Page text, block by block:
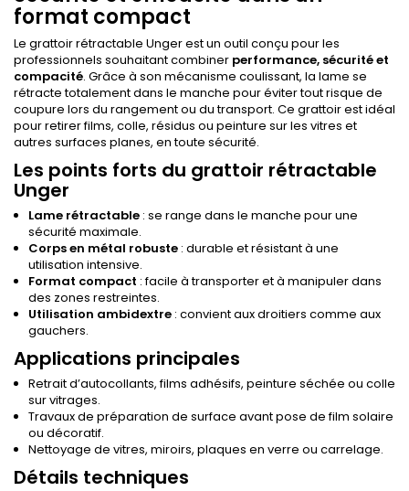
format compact
Le grattoir rétractable Unger est un outil conçu pour les
professionnels souhaitant combiner performance, sécurité et
compacité. Grâce à son mécanisme coulissant, la lame se
rétracte totalement dans le manche pour éviter tout risque de
coupure lors du rangement ou du transport. Ce grattoir est idéal
pour retirer films, colle, résidus ou peinture sur les vitres et
autres surfaces planes, en toute sécurité.
Les points forts du grattoir rétractable
Unger
Lame rétractable : se range dans le manche pour une
sécurité maximale.
Corps en métal robuste : durable et résistant à une
utilisation intensive.
Format compact : facile à transporter et à manipuler dans
des zones restreintes.
Utilisation ambidextre : convient aux droitiers comme aux
gauchers.
Applications principales
Retrait d’autocollants, films adhésifs, peinture séchée ou colle
sur vitrages.
Travaux de préparation de surface avant pose de film solaire
ou décoratif.
Nettoyage de vitres, miroirs, plaques en verre ou carrelage.
Détails techniques